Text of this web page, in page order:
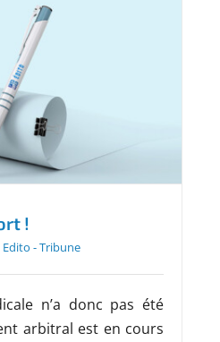
!
Edito - Tribune
n’a donc pas été
arbitral est en cours